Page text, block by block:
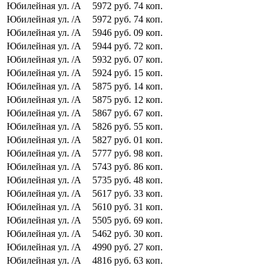
Юбилейная ул. /А 5972 руб. 74 коп.
Юбилейная ул. /А 5972 руб. 74 коп.
Юбилейная ул. /А 5946 руб. 09 коп.
Юбилейная ул. /А 5944 руб. 72 коп.
Юбилейная ул. /А 5932 руб. 07 коп.
Юбилейная ул. /А 5924 руб. 15 коп.
Юбилейная ул. /А 5875 руб. 14 коп.
Юбилейная ул. /А 5875 руб. 12 коп.
Юбилейная ул. /А 5867 руб. 67 коп.
Юбилейная ул. /А 5826 руб. 55 коп.
Юбилейная ул. /А 5827 руб. 01 коп.
Юбилейная ул. /А 5777 руб. 98 коп.
Юбилейная ул. /А 5743 руб. 86 коп.
Юбилейная ул. /А 5735 руб. 48 коп.
Юбилейная ул. /А 5617 руб. 33 коп.
Юбилейная ул. /А 5610 руб. 31 коп.
Юбилейная ул. /А 5505 руб. 69 коп.
Юбилейная ул. /А 5462 руб. 30 коп.
Юбилейная ул. /А 4990 руб. 27 коп.
Юбилейная ул. /А 4816 руб. 63 коп.